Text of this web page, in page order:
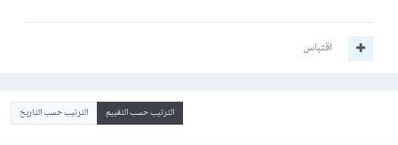
اقتباس
الترتيب حسب التقييم الترتيب حسب التاريخ